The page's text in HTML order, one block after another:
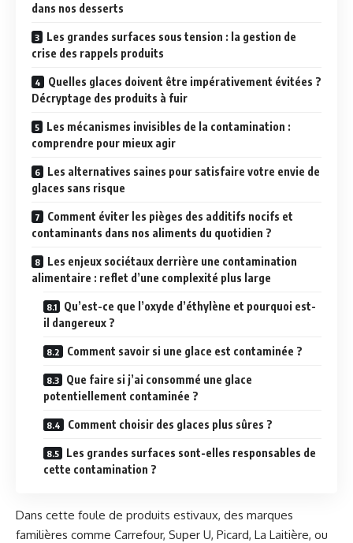
dans nos desserts
Les grandes surfaces sous tension : la gestion de
crise des rappels produits
Quelles glaces doivent être impérativement évitées ?
Décryptage des produits à fuir
Les mécanismes invisibles de la contamination :
comprendre pour mieux agir
Les alternatives saines pour satisfaire votre envie de
glaces sans risque
Comment éviter les pièges des additifs nocifs et
contaminants dans nos aliments du quotidien ?
Les enjeux sociétaux derrière une contamination
alimentaire : reflet d’une complexité plus large
Qu’est-ce que l’oxyde d’éthylène et pourquoi est-
il dangereux ?
Comment savoir si une glace est contaminée ?
Que faire si j’ai consommé une glace
potentiellement contaminée ?
Comment choisir des glaces plus sûres ?
Les grandes surfaces sont-elles responsables de
cette contamination ?
Dans cette foule de produits estivaux, des marques
familières comme Carrefour, Super U, Picard, La Laitière, ou